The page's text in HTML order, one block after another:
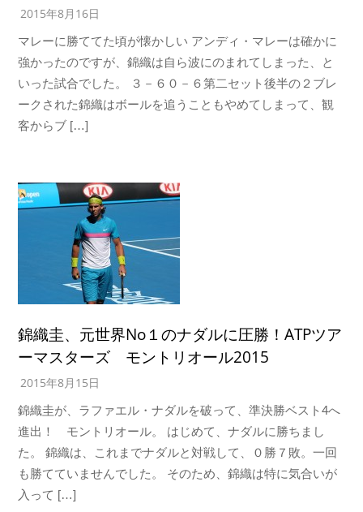
2015年8月16日
マレーに勝ててた頃が懐かしい アンディ・マレーは確かに
強かったのですが、錦織は自ら波にのまれてしまった、と
いった試合でした。 ３－６０－６第二セット後半の２ブレ
ークされた錦織はボールを追うこともやめてしまって、観
客からブ […]
錦織圭、元世界No１のナダルに圧勝！ATPツア
ーマスターズ モントリオール2015
2015年8月15日
錦織圭が、ラファエル・ナダルを破って、準決勝ベスト4へ
進出！ モントリオール。 はじめて、ナダルに勝ちまし
た。 錦織は、これまでナダルと対戦して、０勝７敗。一回
も勝てていませんでした。 そのため、錦織は特に気合いが
入って […]